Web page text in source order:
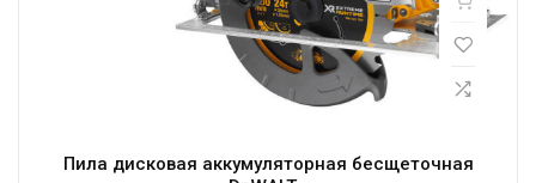
Пила дисковая аккумуляторная бесщеточная